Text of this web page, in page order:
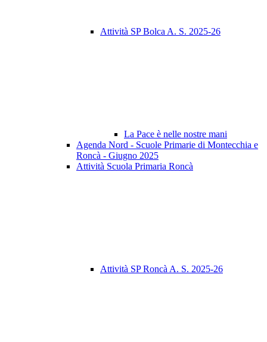
Attività SP Bolca A. S. 2025-26
La Pace è nelle nostre mani
Agenda Nord - Scuole Primarie di Montecchia e
Roncà - Giugno 2025
Attività Scuola Primaria Roncà
Attività SP Roncà A. S. 2025-26